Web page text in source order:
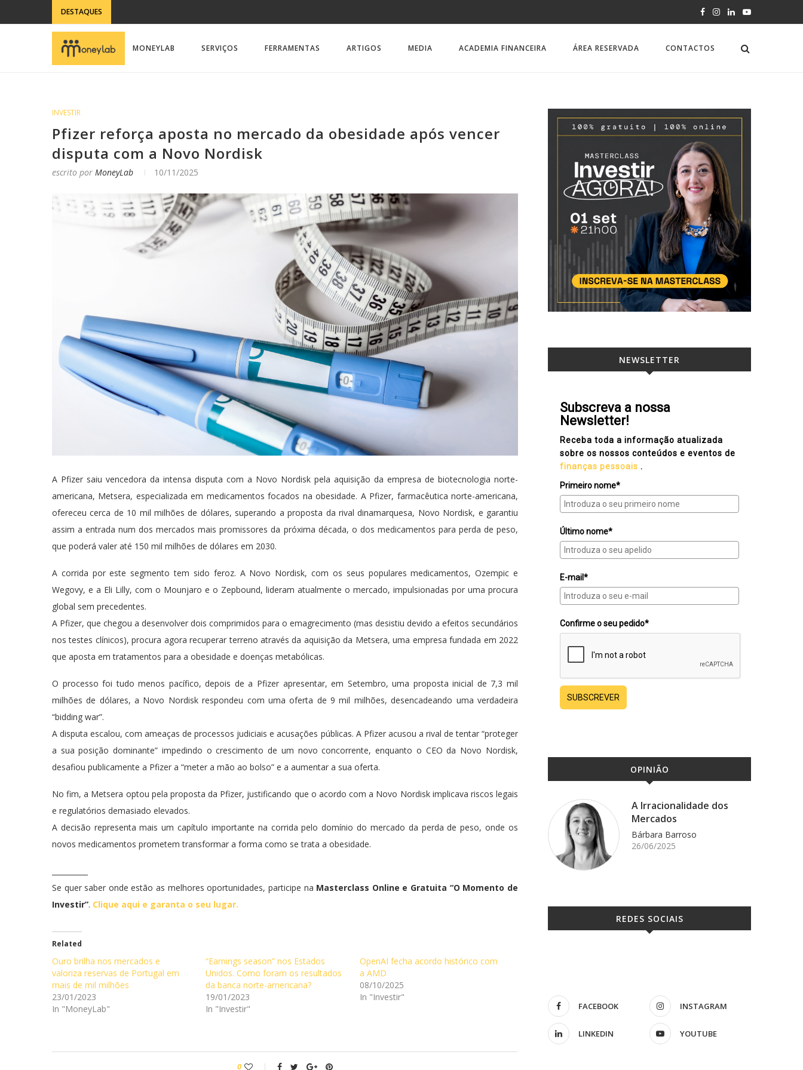
DESTAQUES
MONEYLAB SERVIÇOS FERRAMENTAS ARTIGOS MEDIA ACADEMIA FINANCEIRA ÁREA RESERVADA CONTACTOS
INVESTIR
Pfizer reforça aposta no mercado da obesidade após vencer
disputa com a Novo Nordisk
escrito por MoneyLab 10/11/2025
A Pfizer saiu vencedora da intensa disputa com a Novo Nordisk pela aquisição da empresa de biotecnologia norte-
americana, Metsera, especializada em medicamentos focados na obesidade. A Pfizer, farmacêutica norte-americana,
ofereceu cerca de 10 mil milhões de dólares, superando a proposta da rival dinamarquesa, Novo Nordisk, e garantiu
assim a entrada num dos mercados mais promissores da próxima década, o dos medicamentos para perda de peso,
que poderá valer até 150 mil milhões de dólares em 2030.
A corrida por este segmento tem sido feroz. A Novo Nordisk, com os seus populares medicamentos, Ozempic e
Wegovy, e a Eli Lilly, com o Mounjaro e o Zepbound, lideram atualmente o mercado, impulsionadas por uma procura
global sem precedentes.
A Pfizer, que chegou a desenvolver dois comprimidos para o emagrecimento (mas desistiu devido a efeitos secundários
nos testes clínicos), procura agora recuperar terreno através da aquisição da Metsera, uma empresa fundada em 2022
que aposta em tratamentos para a obesidade e doenças metabólicas.
O processo foi tudo menos pacífico, depois de a Pfizer apresentar, em Setembro, uma proposta inicial de 7,3 mil
milhões de dólares, a Novo Nordisk respondeu com uma oferta de 9 mil milhões, desencadeando uma verdadeira
“bidding war”.
A disputa escalou, com ameaças de processos judiciais e acusações públicas. A Pfizer acusou a rival de tentar “proteger
a sua posição dominante” impedindo o crescimento de um novo concorrente, enquanto o CEO da Novo Nordisk,
desafiou publicamente a Pfizer a “meter a mão ao bolso” e a aumentar a sua oferta.
No fim, a Metsera optou pela proposta da Pfizer, justificando que o acordo com a Novo Nordisk implicava riscos legais
e regulatórios demasiado elevados.
A decisão representa mais um capítulo importante na corrida pelo domínio do mercado da perda de peso, onde os
novos medicamentos prometem transformar a forma como se trata a obesidade.
Se quer saber onde estão as melhores oportunidades, participe na Masterclass Online e Gratuita “O Momento de
Investir”. Clique aqui e garanta o seu lugar.
Related
Ouro brilha nos mercados e
valoriza reservas de Portugal em
mais de mil milhões
23/01/2023
In "MoneyLab"
“Earnings season” nos Estados
Unidos. Como foram os resultados
da banca norte-americana?
19/01/2023
In "Investir"
OpenAI fecha acordo histórico com
a AMD
08/10/2025
In "Investir"
0
NEWSLETTER
Subscreva a nossa
Newsletter!
Receba toda a informação atualizada
sobre os nossos conteúdos e eventos de
finanças pessoais .
Primeiro nome*
Último nome*
E-mail*
Confirme o seu pedido*
SUBSCREVER
OPINIÃO
A Irracionalidade dos
Mercados
Bárbara Barroso
26/06/2025
REDES SOCIAIS
FACEBOOK INSTAGRAM
LINKEDIN YOUTUBE